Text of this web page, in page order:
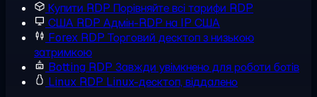
Купити RDP Порівняйте всі тарифи RDP
США RDP Адмін-RDP на IP США
Forex RDP Торговий десктоп з низькою
затримкою
Botting RDP Завжди увімкнено для роботи ботів
Linux RDP Linux-десктоп, віддалено